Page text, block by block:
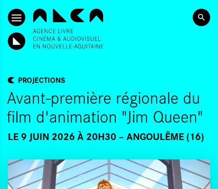
ALLER AU CONTENU PRINCIPAL
PROJECTIONS
Avant-première régionale du
film d'animation "Jim Queen"
LE 9 JUIN 2026 À 20H30 ANGOULÊME (16)